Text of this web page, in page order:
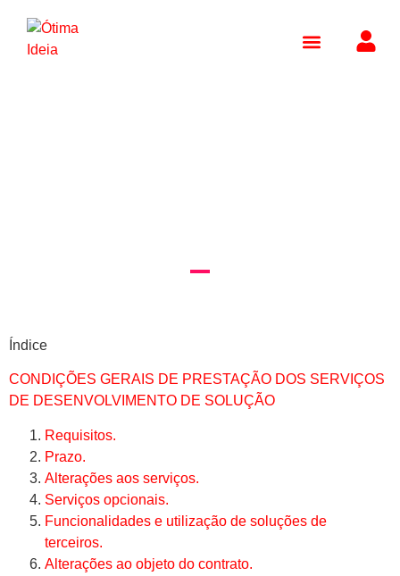
Índice
CONDIÇÕES GERAIS DE PRESTAÇÃO DOS SERVIÇOS
DE DESENVOLVIMENTO DE SOLUÇÃO
Requisitos.
Prazo.
Alterações aos serviços.
Serviços opcionais.
Funcionalidades e utilização de soluções de
terceiros.
Alterações ao objeto do contrato.